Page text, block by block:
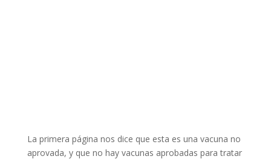
La primera página nos dice que esta es una vacuna no
aprovada, y que no hay vacunas aprobadas para tratar